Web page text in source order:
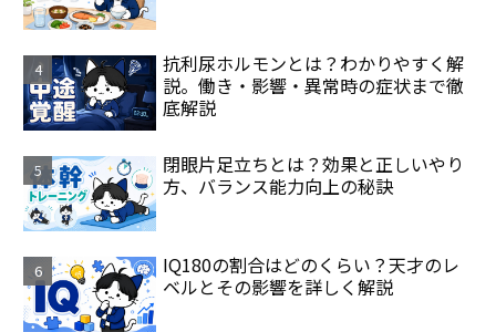
抗利尿ホルモンとは？わかりやすく解
説。働き・影響・異常時の症状まで徹
底解説
閉眼片足立ちとは？効果と正しいやり
方、バランス能力向上の秘訣
IQ180の割合はどのくらい？天才のレ
ベルとその影響を詳しく解説